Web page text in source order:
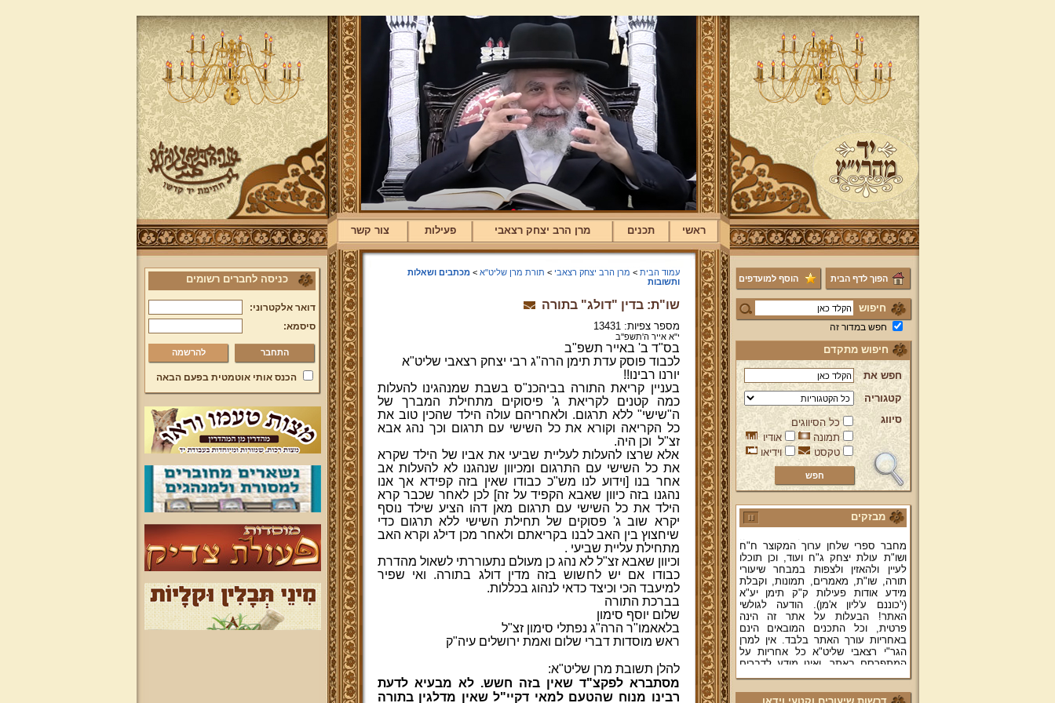
ראשי תכנים מרן הרב יצחק רצאבי פעילות צור קשר
הפוך לדף הבית הוסף למועדפים
חיפוש
חפש במדור זה
חיפוש מתקדם
חפש את
קטגוריה
סיווג
כל הסיווגים
תמונה
אודיו
טקסט
וידיאו
מבזקים
ברוכים הבאים לאתר מהרי"ץ
יד מהרי"ץ - פורטל תורני למורשת יהדות
תימן, האתר הרשמי להנצחת מורשתו
של גאון רבני תימן ותפארתם מהרי"ץ
זצוק"ל. באתר תמצאו גם תכנים תורניים
והלכתיים רבים של מרן הגאון הרב יצחק
רצאבי שליט"א - פוסק עדת תימן,
מחבר ספרי שלחן ערוך המקוצר ח"ח
ושו"ת עולת יצחק ג"ח ועוד, וכן תוכלו
לעיין ולהאזין ולצפות במבחר שיעורי
תורה, שו"ת, מאמרים, תמונות, וקבלת
מידע אודות פעילות ק"ק תימן יע"א
(י'כוננם ע'ליון א'מן). הודעה לגולשי
האתר! הבעלות על אתר זה הינה
פרטית, וכל התכנים המובאים הינם
באחריות עורך האתר בלבד. אין למרן
הגר"י רצאבי שליט"א כל אחריות על
המתפרסם באתר, ואינו מודע לדברים
המפורסמים בו.
קווים לדמותו של מהרי"ץ זצוק"ל
עמוד הבית > מרן הרב יצחק רצאבי > תורת מרן שליט"א >מכתבים ושאלות
ותשובות
שו"ת: בדין "דולג" בתורה
מספר צפיות: 13431
י"א אייר ה'תשפ''ב
בס"ד ב' באייר תשפ"ב
לכבוד פוסק עדת תימן הרה"ג רבי יצחק רצאבי שליט"א
יורנו רבינו!!
בעניין קריאת התורה בביהכנ"ס בשבת שמנהגינו להעלות
כמה קטנים לקריאת ג' פיסוקים מתחילת המברך של
ה"שישי" ללא תרגום. ולאחריהם עולה הילד שהכין טוב את
כל הקריאה וקורא את כל השישי עם תרגום וכך נהג אבא
זצ"ל וכן היה.
אלא שרצו להעלות לעליית שביעי את אביו של הילד שקרא
את כל השישי עם התרגום ומכיוון שנהגנו לא להעלות אב
אחר בנו [וידוע לנו מש"כ כבודו שאין בזה קפידא אך אנו
נהגנו בזה כיוון שאבא הקפיד על זה] לכן לאחר שכבר קרא
הילד את כל השישי עם תרגום מאן דהו הציע שילד נוסף
יקרא שוב ג' פסוקים של תחילת השישי ללא תרגום כדי
שיחצוץ בין האב לבנו בקריאתם ולאחר מכן דילג וקרא האב
מתחילת עליית שביעי .
וכיוון שאבא זצ"ל לא נהג כן מעולם נתעוררתי לשאול מהדרת
כבודו אם יש לחשוש בזה מדין דולג בתורה. ואי שפיר
למיעבד הכי וכיצד כדאי לנהוג בכללות.
בברכת התורה
שלום יוסף סימון
בלאאמו"ר הרה"ג נפתלי סימון זצ"ל
ראש מוסדות דברי שלום ואמת ירושלים עיה"ק
להלן תשובת מרן שליט"א:
מסתברא לפקצ"ד שאין בזה חשש. לא מבעיא לדעת
רבינו מנוח שהטעם למאי דקיי"ל שאין מדלגין בתורה
כניסה לחברים רשומים
דואר אלקטרוני:
סיסמא:
להרשמה
הכנס אותי אוטמטית בפעם הבאה